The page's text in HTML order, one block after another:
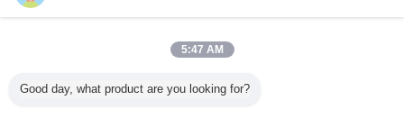
5:47 AM
Good day, what product are you looking for?